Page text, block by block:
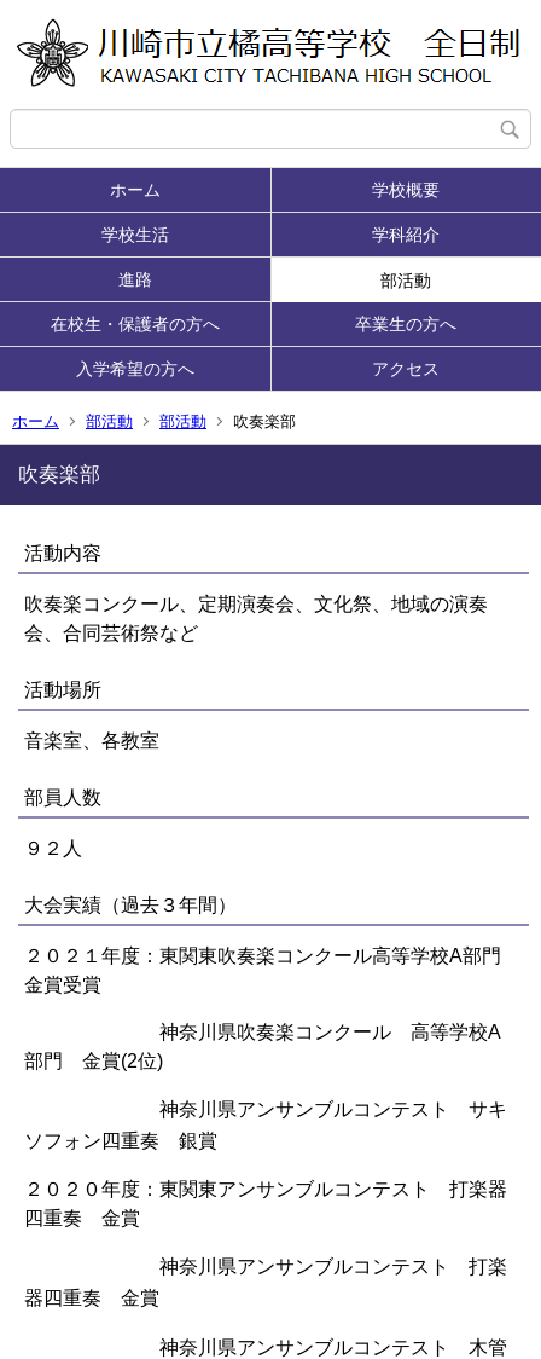
ホーム 学校概要
学校生活 学科紹介
進路 部活動
在校生・保護者の方へ 卒業生の方へ
入学希望の方へ アクセス
ホーム 部活動 部活動 吹奏楽部
吹奏楽部
活動内容
吹奏楽コンクール、定期演奏会、文化祭、地域の演奏
会、合同芸術祭など
活動場所
音楽室、各教室
部員人数
９２人
大会実績（過去３年間）
２０２１年度：東関東吹奏楽コンクール高等学校A部門
金賞受賞
神奈川県吹奏楽コンクール 高等学校A
部門 金賞(2位)
神奈川県アンサンブルコンテスト サキ
ソフォン四重奏 銀賞
２０２０年度： 東関東アンサンブルコンテスト 打楽器
四重奏 金賞
神奈川県アンサンブルコンテスト 打楽
器四重奏 金賞
神奈川県アンサンブルコンテスト 木管